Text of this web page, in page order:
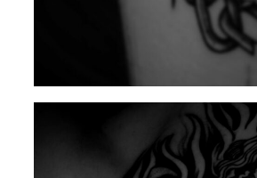
ANAESTHESIATTT